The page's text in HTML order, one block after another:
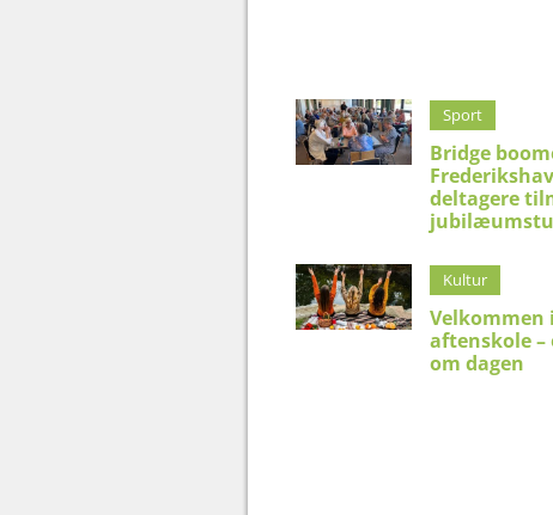
Sport
Bridge
deltagere
Kultur
Velkommen
aftenskole –
om dagen